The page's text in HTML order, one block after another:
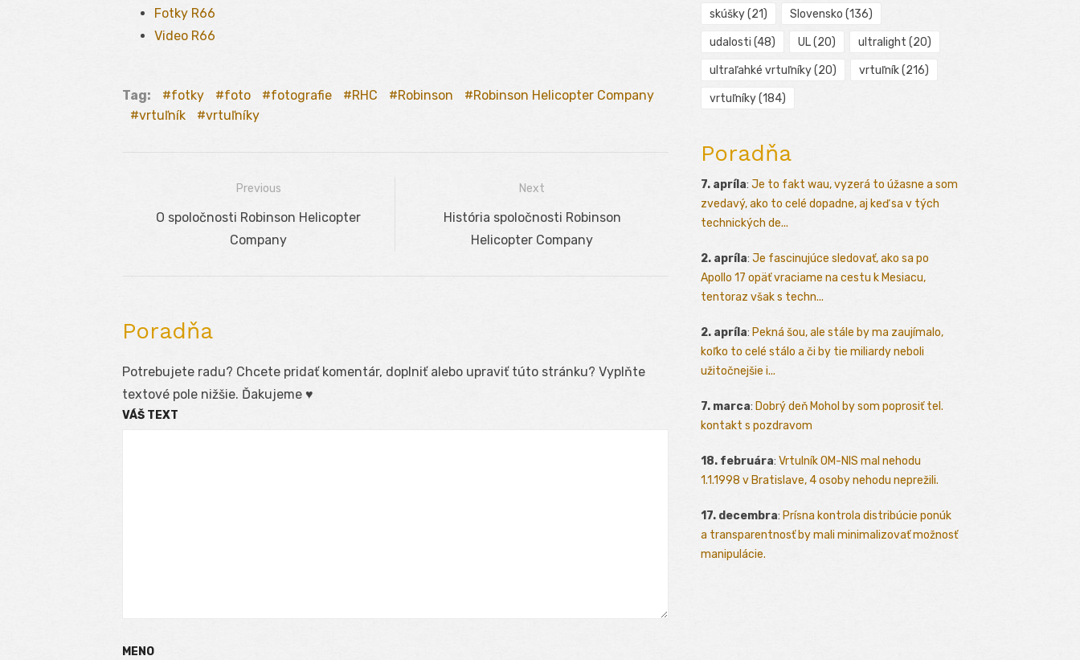
Fotky R66
Video R66
Tag: fotky foto fotografie RHC Robinson
Robinson Helicopter Company
vrtuľník
vrtuľníky
Navigácia
Previous
Previous
O spoločnosti Robinson Helicopter
Company
Next
NextHistória spoločnosti Robinson
Helicopter Company
Poradňa
Potrebujete radu? Chcete pridať komentár, doplniť alebo upraviť túto stránku? Vyplňte
textové pole nižšie. Ďakujeme ♥
VÁŠ TEXT
MENO
skúšky(21) Slovensko (136)
udalosti (48) UL(20) ultralight (20)
ultraľahké vrtuľníky(20) vrtuľník(216)
vrtuľníky(184)
Poradňa
7. apríla: Je to fakt wau, vyzerá to úžasne a som
zvedavý, ako to celé dopadne, aj keď sa v tých
technických de...
2. apríla: Je fascinujúce sledovať, ako sa po
Apollo 17 opäť vraciame na cestu k Mesiacu,
tentoraz však s techn...
2. apríla: Pekná šou, ale stále by ma zaujímalo,
koľko to celé stálo a či by tie miliardy neboli
užitočnejšie i...
7. marca: Dobrý deň Mohol by som poprosiť tel.
kontakt s pozdravom
18. februára: Vrtulník OM-NIS mal nehodu
1.1.1998 v Bratislave, 4 osoby nehodu neprežili.
17. decembra: Prísna kontrola distribúcie ponúk
a transparentnosť by mali minimalizovať možnosť
manipulácie.